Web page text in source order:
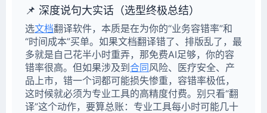
📌 深度说句大实话（选型终极总结）
选文档翻译软件，本质是在为你的“业务容错率”和
“时间成本”买单。如果文档翻译错了、排版乱了，最
多就是自己花半小时重弄，那免费AI足够，你的容
错率很高。但如果涉及到 合同风险、医疗安全、产
品上市，错一个词都可能损失惨重，容错率极低，
这时候就必须为专业工具的高精度付费。别只看“翻
译”这个动作，要算总账：专业工具每小时可能几十